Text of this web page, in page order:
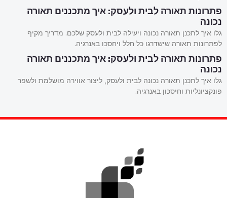
פתרונות תאורה לבית ולעסק: איך מתכננים תאורה
נכונה
גלו איך לתכנן תאורה נכונה ויעילה לבית ולעסק שלכם. מדריך מקיף
לפתרונות תאורה שישדרגו כל חלל ויחסכו באנרגיה.
פתרונות תאורה לבית ולעסק: איך מתכננים תאורה
נכונה
גלו איך לתכנן תאורה נכונה לבית ולעסק, ליצור אווירה מושלמת ולשפר
פונקציונליות וחיסכון באנרגיה.